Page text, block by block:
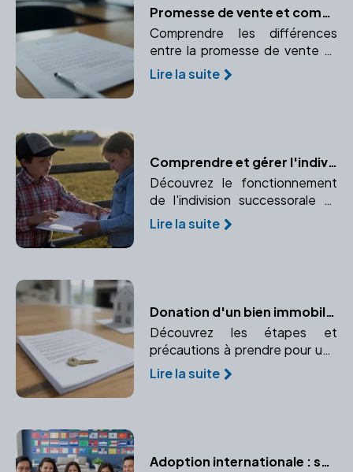
Promesse de vente et compromis de vente : le rôle essentiel du notaire
Comprendre les différences
entre la promesse de vente et
le compromis de vente et le rôle
crucial du notaire dans ces
Lire la suite
Comprendre et gérer l'indivision successorale avec l'aide d'un notaire
Découvrez le fonctionnement
de l'indivision successorale et
comment un notaire peut vous
aider à gérer cette situation
Lire la suite
Donation d'un bien immobilier : Comment procéder ?
Découvrez les étapes et
précautions à prendre pour une
donation immobilière sécurisée.
Comprenez le rôle crucial du
Lire la suite
Adoption internationale : spécificités et précautions